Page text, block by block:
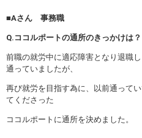
■Aさん 事務職
Q.ココルポートの通所のきっかけは？
前職の就労中に適応障害となり退職
通っていましたが、
再び就労を目指す為に、以前通って
てくださった
ココルポートに通所を決めました。